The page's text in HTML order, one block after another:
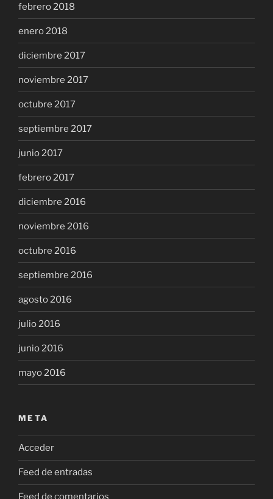
febrero 2018
enero 2018
diciembre 2017
noviembre 2017
octubre 2017
septiembre 2017
junio 2017
febrero 2017
diciembre 2016
noviembre 2016
octubre 2016
septiembre 2016
agosto 2016
julio 2016
junio 2016
mayo 2016
META
Acceder
Feed de entradas
Feed de comentarios